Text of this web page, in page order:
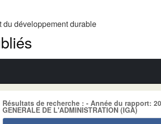
du développement durable
Résultats de recherche : - Année du rapport:
GENERALE DE L'ADMINISTRATION (IGA)